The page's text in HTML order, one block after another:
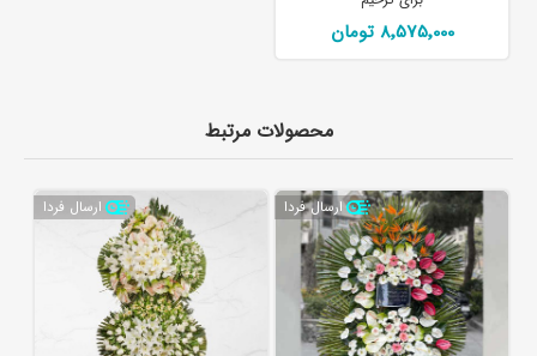
8٬575٬000 تومان
محصولات مرتبط
ارسال فردا ارسال فردا